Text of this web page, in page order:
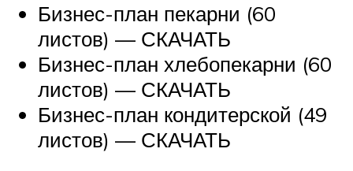
Бизнес-план пекарни (60
листов) — СКАЧАТЬ
Бизнес-план хлебопекарни (60
листов) — СКАЧАТЬ
Бизнес-план кондитерской (49
листов) — СКАЧАТЬ